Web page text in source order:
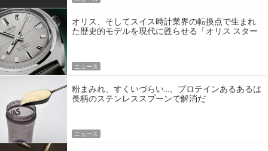
オリス、そしてスイス時計業界の転換点で生まれ
た歴史的モデルを現代に甦らせる「オリス スター
ニュース
粉まみれ、すくいづらい…。プロテインあるあるは
長柄のステンレススプーンで解消だ
ニュース